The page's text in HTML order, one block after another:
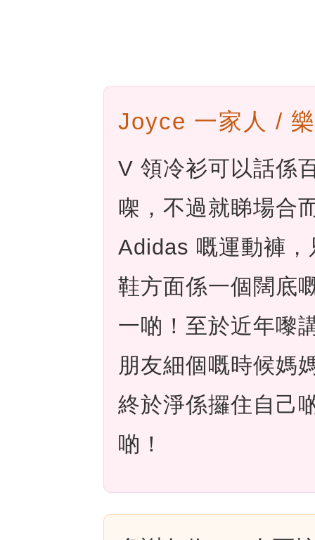
Joyce 一家人 /
V 領冷衫可以話係
㗎，不過就睇場合
Adidas 嘅運動褲
鞋方面係一個闊底
一啲！至於近年嚟
朋友細個嘅時候媽
終於淨係攞住自己
啲！